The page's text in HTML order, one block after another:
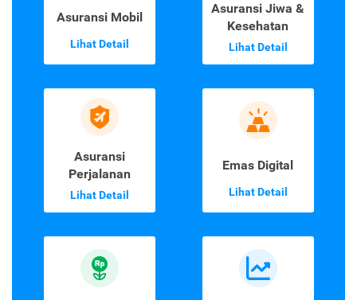
Asuransi Mobil
Lihat Detail
Asuransi Jiwa &
Kesehatan
Lihat Detail
Asuransi
Perjalanan
Lihat Detail
Emas Digital
Lihat Detail